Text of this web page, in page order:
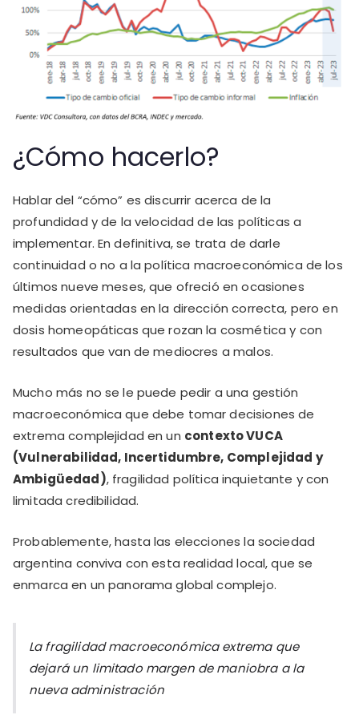
¿Cómo hacerlo?
Hablar del “cómo” es discurrir acerca de la
profundidad y de la velocidad de las políticas a
implementar. En definitiva, se trata de darle
continuidad o no a la política macroeconómica de los
últimos nueve meses, que ofreció en ocasiones
medidas orientadas en la dirección correcta, pero en
dosis homeopáticas que rozan la cosmética y con
resultados que van de mediocres a malos.
Mucho más no se le puede pedir a una gestión
macroeconómica que debe tomar decisiones de
extrema complejidad en un contexto VUCA
(Vulnerabilidad, Incertidumbre, Complejidad y
Ambigüedad), fragilidad política inquietante y con
limitada credibilidad.
Probablemente, hasta las elecciones la sociedad
argentina conviva con esta realidad local, que se
enmarca en un panorama global complejo.
La fragilidad macroeconómica extrema que
dejará un limitado margen de maniobra a la
nueva administración